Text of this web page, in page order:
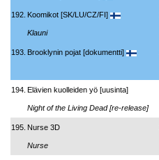
192. Koomikot [SK/LU/CZ/FI]
Klauni
193. Brooklynin pojat [dokumentti]
194. Elävien kuolleiden yö [uusinta]
Night of the Living Dead [re-release]
195. Nurse 3D
Nurse